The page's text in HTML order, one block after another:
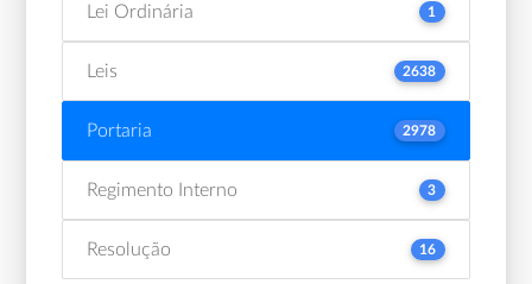
Lei Ordinária 1
Leis 2638
Portaria 2978
Regimento Interno 3
Resolução 16